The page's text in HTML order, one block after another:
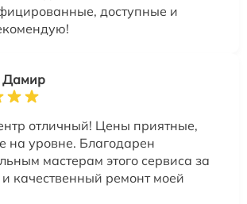
доступные и
Дамир
отличный! Цены приятные,
на уровне. Благодарен
мастерам этого сервиса за
качественный ремонт моей